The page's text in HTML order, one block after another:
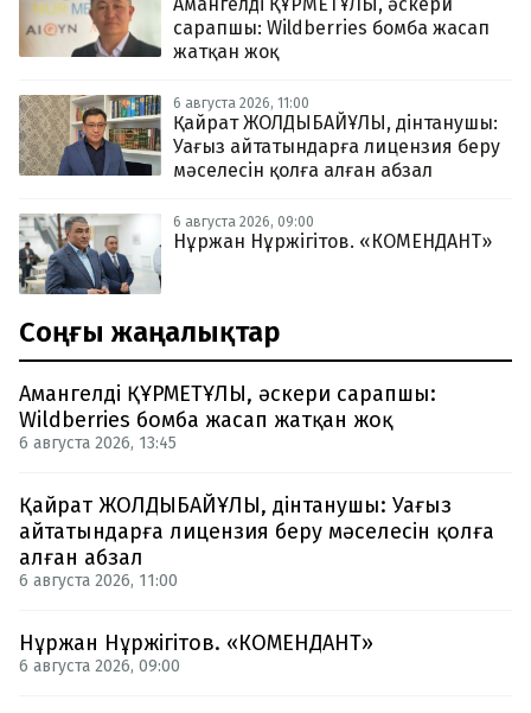
сарапшы: Wildberries бомба жасап
жатқан жоқ
6 августа 2026, 11:00
Қайрат ЖОЛДЫБАЙҰЛЫ, дінтанушы:
Уағыз айтатындарға лицензия беру
мәселесін қолға алған абзал
6 августа 2026, 09:00
Нұржан Нұржігітов. «КОМЕНДАНТ»
Соңғы жаңалықтар
Амангелді ҚҰРМЕТҰЛЫ, әскери сарапшы:
Wildberries бомба жасап жатқан жоқ
6 августа 2026, 13:45
Қайрат ЖОЛДЫБАЙҰЛЫ, дінтанушы: Уағыз
айтатындарға лицензия беру мәселесін қолға
алған абзал
6 августа 2026, 11:00
Нұржан Нұржігітов. «КОМЕНДАНТ»
6 августа 2026, 09:00